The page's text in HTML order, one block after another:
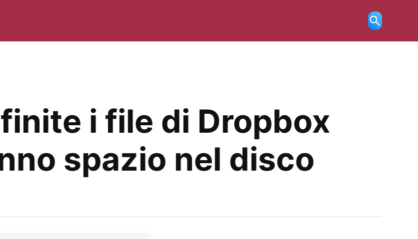
Ricerca
aperta
i file di Dropbox
spazio nel disco